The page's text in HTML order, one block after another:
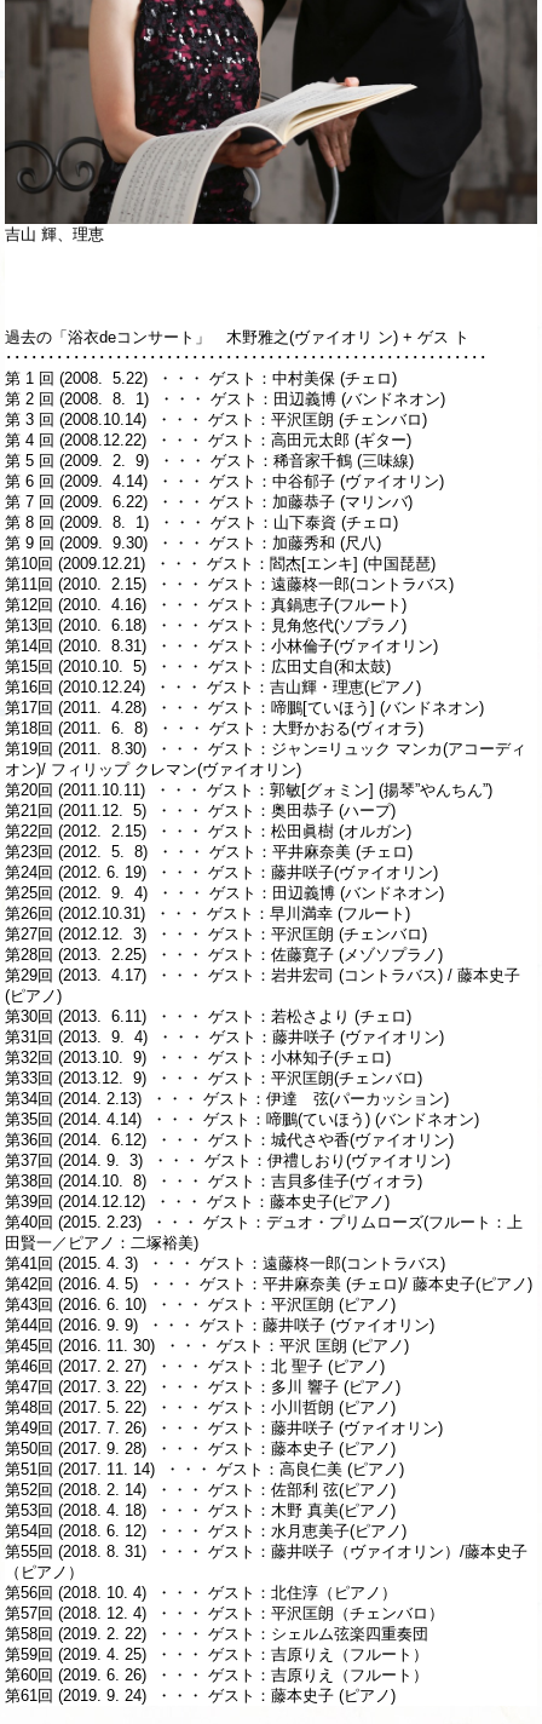
吉山 輝、理恵
過去の「浴衣deコンサート」 木野雅之(ヴァイオリ ン) + ゲス ト
･････････････････････････････････････････････････････････
第 1 回 (2008. 5.22) ・・・ ゲスト：中村美保 (チェロ)
第 2 回 (2008. 8. 1) ・・・ ゲスト：田辺義博 (バンドネオン)
第 3 回 (2008.10.14) ・・・ ゲスト：平沢匡朗 (チェンバロ)
第 4 回 (2008.12.22) ・・・ ゲスト：高田元太郎 (ギター)
第 5 回 (2009. 2. 9) ・・・ ゲスト：稀音家千鶴 (三味線)
第 6 回 (2009. 4.14) ・・・ ゲスト：中谷郁子 (ヴァイオリン)
第 7 回 (2009. 6.22) ・・・ ゲスト：加藤恭子 (マリンバ)
第 8 回 (2009. 8. 1) ・・・ ゲスト：山下泰資 (チェロ)
第 9 回 (2009. 9.30) ・・・ ゲスト：加藤秀和 (尺八)
第10回 (2009.12.21) ・・・ ゲスト：閻杰[エンキ] (中国琵琶)
第11回 (2010. 2.15) ・・・ ゲスト：遠藤柊一郎(コントラバス)
第12回 (2010. 4.16) ・・・ ゲスト：真鍋恵子(フルート)
第13回 (2010. 6.18) ・・・ ゲスト：見角悠代(ソプラノ)
第14回 (2010. 8.31) ・・・ ゲスト：小林倫子(ヴァイオリン)
第15回 (2010.10. 5) ・・・ ゲスト：広田丈自(和太鼓)
第16回 (2010.12.24) ・・・ ゲスト：吉山輝・理恵(ピアノ)
第17回 (2011. 4.28) ・・・ ゲスト：啼鵬[ていほう] (バンドネオン)
第18回 (2011. 6. 8) ・・・ ゲスト：大野かおる(ヴィオラ)
第19回 (2011. 8.30) ・・・ ゲスト：ジャン=リュック マンカ(アコーディ
オン)/ フィリップ クレマン(ヴァイオリン)
第20回 (2011.10.11) ・・・ ゲスト：郭敏[グォミン] (揚琴”やんちん”)
第21回 (2011.12. 5) ・・・ ゲスト：奥田恭子 (ハープ)
第22回 (2012. 2.15) ・・・ ゲスト：松田眞樹 (オルガン)
第23回 (2012. 5. 8) ・・・ ゲスト：平井麻奈美 (チェロ)
第24回 (2012. 6. 19) ・・・ ゲスト：藤井咲子(ヴァイオリン)
第25回 (2012. 9. 4) ・・・ ゲスト：田辺義博 (バンドネオン)
第26回 (2012.10.31) ・・・ ゲスト：早川満幸 (フルート)
第27回 (2012.12. 3) ・・・ ゲスト：平沢匡朗 (チェンバロ)
第28回 (2013. 2.25) ・・・ ゲスト：佐藤寛子 (メゾソプラノ)
第29回 (2013. 4.17) ・・・ ゲスト：岩井宏司 (コントラバス) / 藤本史子
(ピアノ)
第30回 (2013. 6.11) ・・・ ゲスト：若松さより (チェロ)
第31回 (2013. 9. 4) ・・・ ゲスト：藤井咲子 (ヴァイオリン)
第32回 (2013.10. 9) ・・・ ゲスト：小林知子(チェロ)
第33回 (2013.12. 9) ・・・ ゲスト：平沢匡朗(チェンバロ)
第34回 (2014. 2.13) ・・・ ゲスト：伊達 弦(パーカッション)
第35回 (2014. 4.14) ・・・ ゲスト：啼鵬(ていほう) (バンドネオン)
第36回 (2014. 6.12) ・・・ ゲスト：城代さや香(ヴァイオリン)
第37回 (2014. 9. 3) ・・・ ゲスト：伊禮しおり(ヴァイオリン)
第38回 (2014.10. 8) ・・・ ゲスト：吉貝多佳子(ヴィオラ)
第39回 (2014.12.12) ・・・ ゲスト：藤本史子(ピアノ)
第40回 (2015. 2.23) ・・・ ゲスト：デュオ・プリムローズ(フルート：上
田賢一／ピアノ：二塚裕美)
第41回 (2015. 4. 3) ・・・ ゲスト：遠藤柊一郎(コントラバス)
第42回 (2016. 4. 5) ・・・ ゲスト：平井麻奈美 (チェロ)/ 藤本史子(ピアノ)
第43回 (2016. 6. 10) ・・・ ゲスト：平沢匡朗 (ピアノ)
第44回 (2016. 9. 9) ・・・ ゲスト：藤井咲子 (ヴァイオリン)
第45回 (2016. 11. 30) ・・・ ゲスト：平沢 匡朗 (ピアノ)
第46回 (2017. 2. 27) ・・・ ゲスト：北 聖子 (ピアノ)
第47回 (2017. 3. 22) ・・・ ゲスト：多川 響子 (ピアノ)
第48回 (2017. 5. 22) ・・・ ゲスト：小川哲朗 (ピアノ)
第49回 (2017. 7. 26) ・・・ ゲスト：藤井咲子 (ヴァイオリン)
第50回 (2017. 9. 28) ・・・ ゲスト：藤本史子 (ピアノ)
第51回 (2017. 11. 14) ・・・ ゲスト：高良仁美 (ピアノ)
第52回 (2018. 2. 14) ・・・ ゲスト：佐部利 弦(ピアノ)
第53回 (2018. 4. 18) ・・・ ゲスト：木野 真美(ピアノ)
第54回 (2018. 6. 12) ・・・ ゲスト：水月恵美子(ピアノ)
第55回 (2018. 8. 31) ・・・ ゲスト：藤井咲子（ヴァイオリン）/藤本史子
（ピアノ）
第56回 (2018. 10. 4) ・・・ ゲスト：北住淳（ピアノ）
第57回 (2018. 12. 4) ・・・ ゲスト：平沢匡朗（チェンバロ）
第58回 (2019. 2. 22) ・・・ ゲスト：シェルム弦楽四重奏団
第59回 (2019. 4. 25) ・・・ ゲスト：吉原りえ（フルート）
第60回 (2019. 6. 26) ・・・ ゲスト：吉原りえ（フルート）
第61回 (2019. 9. 24) ・・・ ゲスト：藤本史子 (ピアノ)